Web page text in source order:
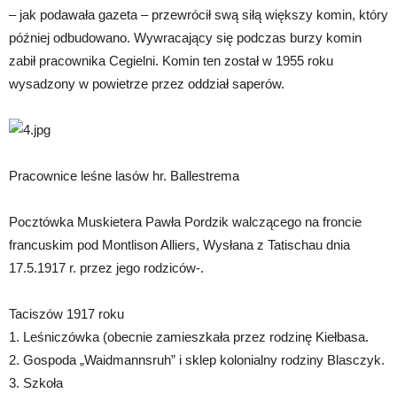
– jak podawała gazeta – przewrócił swą siłą większy komin, który
później odbudowano. Wywracający się podczas burzy komin
zabił pracownika Cegielni. Komin ten został w 1955 roku
wysadzony w powietrze przez oddział saperów.
Pracownice leśne lasów hr. Ballestrema
Pocztówka Muskietera Pawła Pordzik walczącego na froncie
francuskim pod Montlison Alliers, Wysłana z Tatischau dnia
17.5.1917 r. przez jego rodziców-.
Taciszów 1917 roku
1. Leśniczówka (obecnie zamieszkała przez rodzinę Kiełbasa.
2. Gospoda „Waidmannsruh” i sklep kolonialny rodziny Blasczyk.
3. Szkoła